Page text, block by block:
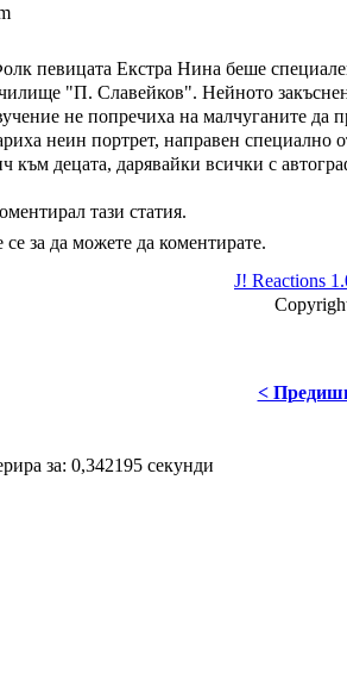
певицата Екстра Нина беше
"П. Славейков". Нейното
не попречиха на малчуганите да
неин портрет, направен
към децата, дарявайки всички с
тази статия.
за да можете да коментирате.
J! Reactions
<
за: 0,342195 секунди